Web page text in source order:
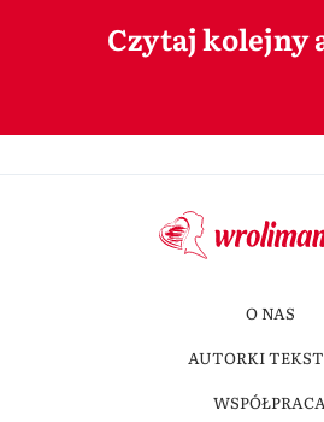
Czytaj kolejny
O NAS
AUTORKI